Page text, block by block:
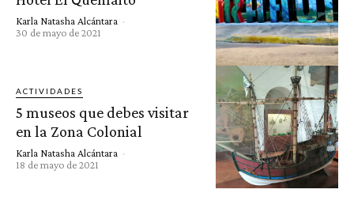
Karla Natasha Alcántara -
30 de mayo de 2021
ACTIVIDADES
5 museos que debes visitar
en la Zona Colonial
Karla Natasha Alcántara -
18 de mayo de 2021